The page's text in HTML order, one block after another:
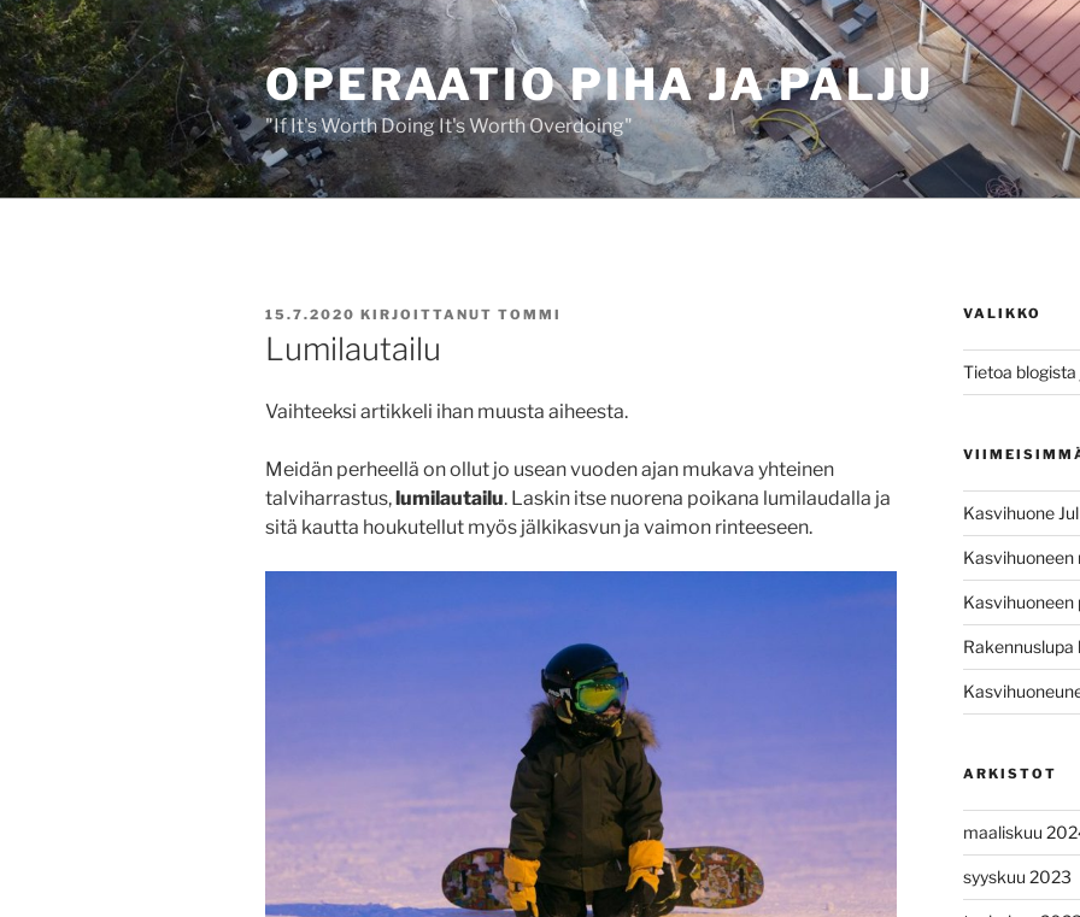
Siirry
sisältöön
OPERAATIO PIHA JA PALJU
"If It's Worth Doing It's Worth Overdoing"
JULKAISTU
15.7.2020 KIRJOITTANUT TOMMI
Lumilautailu
Vaihteeksi artikkeli ihan muusta aiheesta.
Meidän perheellä on ollut jo usean vuoden ajan mukava yhteinen
talviharrastus, lumilautailu. Laskin itse nuorena poikana lumilaudalla ja
sitä kautta houkutellut myös jälkikasvun ja vaimon rinteeseen.
VALIKKO
Tietoa
Kasvihuone
Kasvihuoneen
Rakennuslupa
ARKISTOT
maaliskuu
syyskuu 2023